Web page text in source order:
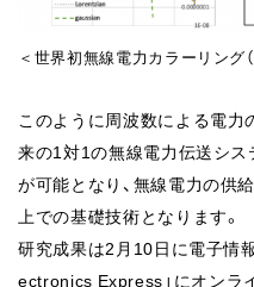
＜世界初無線電⼒カラーリング
このように周波数による電⼒
来の1対1の無線電⼒伝送シ
が可能となり、無線電⼒の供
上での基礎技術となります。
研究成果は2月10日に電子情
ectronics Express」にオンラ